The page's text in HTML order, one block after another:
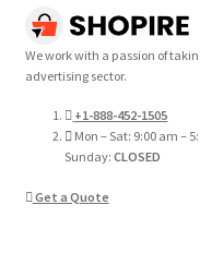
We work with a passion of
advertising sector.
+1-888-452-1505
Mon – Sat: 9:00 am –
Sunday:CLOSED
Get a Quote